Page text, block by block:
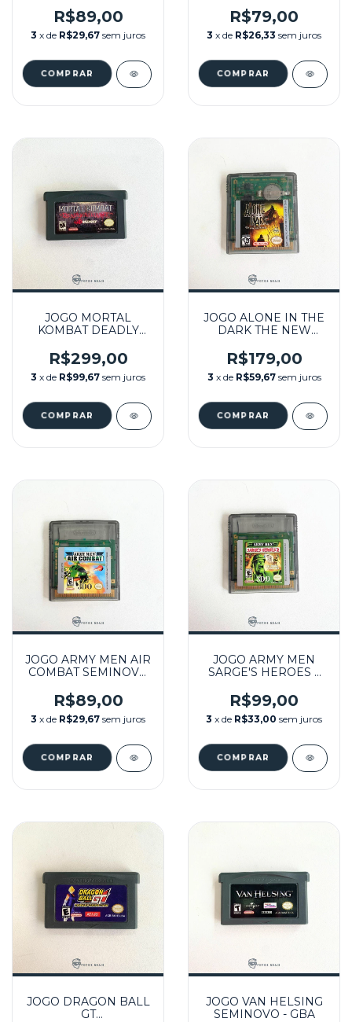
R$89,00
3 x de R$29,67 sem juros
GBC
R$79,00
3 x de R$26,33 sem juros
JOGO MORTAL
KOMBAT DEADLY
SEMINOVO - GBA
R$299,00
3 x de R$99,67 sem juros
JOGO ALONE IN THE
DARK THE NEW
SEMINOVO - GBC
R$179,00
3 x de R$59,67 sem juros
JOGO ARMY MEN AIR
COMBAT SEMINOVO
R$89,00
3 x de R$29,67 sem juros
JOGO ARMY MEN
SARGE'S HEROES 2
R$99,00
3 x de R$33,00 sem juros
JOGO DRAGON BALL
GT
JOGO VAN HELSING
SEMINOVO - GBA